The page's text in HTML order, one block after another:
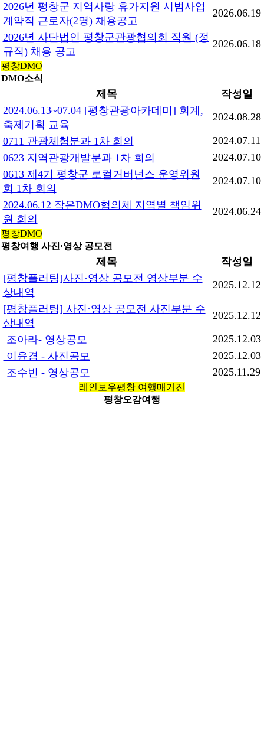
2026년 평창군 지역사랑 휴가지원 시범사업
계약직 근로자(2명) 채용공고
2026.06.19
2026년 사단법인 평창군관광협의회 직원 (정
규직) 채용 공고
2026.06.18
평창DMO
DMO소식
제목
작성일
2024.06.13~07.04 [평창관광아카데미] 회계,
축제기획 교육
2024.08.28
0711 관광체험분과 1차 회의
2024.07.11
0623 지역관광개발분과 1차 회의
2024.07.10
0613 제4기 평창군 로컬거버넌스 운영위원
회 1차 회의
2024.07.10
2024.06.12 작은DMO협의체 지역별 책임위
원 회의
2024.06.24
평창DMO
평창여행 사진·영상 공모전
제목
작성일
[평창플러팅]사진·영상 공모전 영상부분 수
상내역
2025.12.12
[평창플러팅] 사진·영상 공모전 사진부분 수
상내역
2025.12.12
조아라- 영상공모
2025.12.03
이윤겸 - 사진공모
2025.12.03
조수빈 - 영상공모
2025.11.29
레인보우평창 여행매거진
평창오감여행